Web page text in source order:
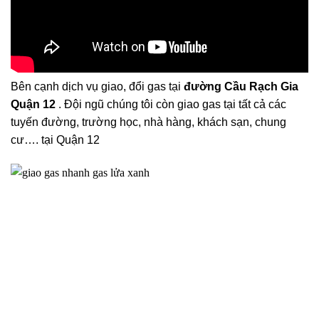
Bên cạnh dịch vụ giao, đổi gas tại đường Cầu Rạch Gia
Quận 12 . Đội ngũ chúng tôi còn giao gas tại tất cả các
tuyến đường, trường học, nhà hàng, khách sạn, chung
cư…. tại Quận 12